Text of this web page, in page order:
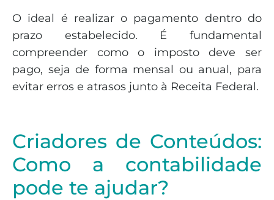
O ideal é realizar o pagamento dentro do
prazo estabelecido. É fundamental
compreender como o imposto deve ser
pago, seja de forma mensal ou anual, para
evitar erros e atrasos junto à Receita Federal.
Criadores de Conteúdos:
Como a contabilidade
pode te ajudar?